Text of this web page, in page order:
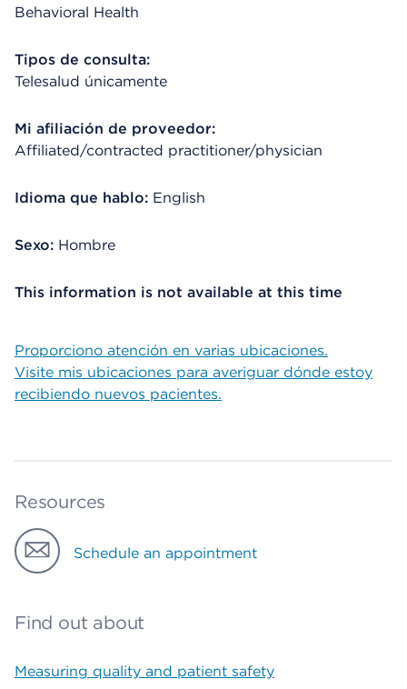
Behavioral Health
Tipos de consulta:
Telesalud únicamente
Mi afiliación de proveedor:
Affiliated/contracted practitioner/physician
Idioma que hablo: English
Sexo: Hombre
This information is not available at this time
Proporciono atención en varias ubicaciones.
Visite mis ubicaciones para averiguar dónde estoy
recibiendo nuevos pacientes.
Resources
Schedule an appointment
Find out about
Measuring quality and patient safety